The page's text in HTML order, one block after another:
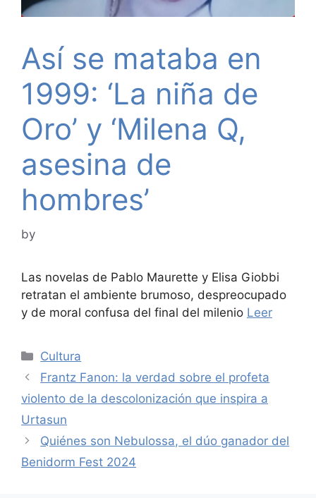
Así se mataba en
1999: ‘La niña de
Oro’ y ‘Milena Q,
asesina de
hombres’
by
Las novelas de Pablo Maurette y Elisa Giobbi
retratan el ambiente brumoso, despreocupado
y de moral confusa del final del milenio Leer
Categories
Cultura
Frantz Fanon: la verdad sobre el profeta
violento de la descolonización que inspira a
Urtasun
Quiénes son Nebulossa, el dúo ganador del
Benidorm Fest 2024